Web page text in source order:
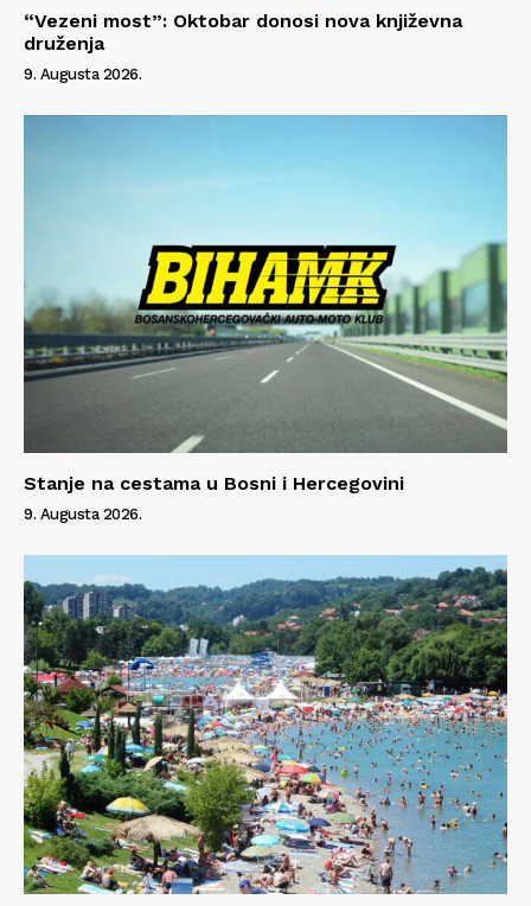
“Vezeni most”: Oktobar donosi nova književna
druženja
9. Augusta 2026.
Stanje na cestama u Bosni i Hercegovini
9. Augusta 2026.